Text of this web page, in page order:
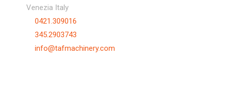
Venezia Italy
0421.309016
345.2903743
info@tafmachinery.com